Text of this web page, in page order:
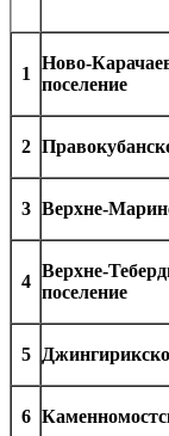
1
Ново-
поселение
2
3 Верхне-
4
Верхне-
поселение
5
6